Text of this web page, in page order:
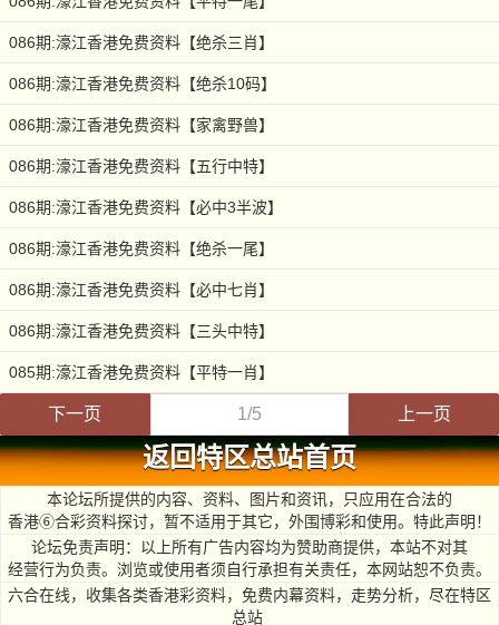
086期:濠江香港免费资料【绝杀三肖】
086期:濠江香港免费资料【绝杀10码】
086期:濠江香港免费资料【家禽野兽】
086期:濠江香港免费资料【五行中特】
086期:濠江香港免费资料【必中3半波】
086期:濠江香港免费资料【绝杀一尾】
086期:濠江香港免费资料【必中七肖】
086期:濠江香港免费资料【三头中特】
085期:濠江香港免费资料【平特一肖】
下一页 1/5 上一页
返回特区总站首页
本论坛所提供的内容、资料、图片和资讯，只应用在合法的
香港⑥合彩资料探讨，暂不适用于其它，外围博彩和使用。特此声明！
论坛免责声明：以上所有广告内容均为赞助商提供，本站不对其
经营行为负责。浏览或使用者须自行承担有关责任，本网站恕不负责。
六合在线，收集各类香港彩资料，免费内幕资料，走势分析，尽在特区
总站